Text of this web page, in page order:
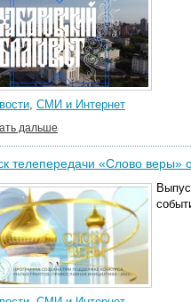
, СМИ и Интернет
дальше
телепередачи «Слово веры»